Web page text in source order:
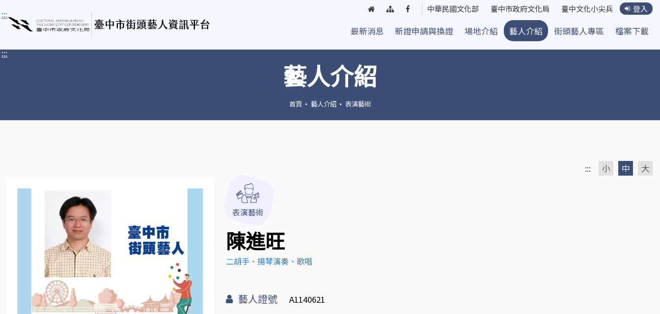
:::
回
頁
網
導
覽
臺
街
頭
中華民國文化部 臺中市政府文化局 臺中文化小尖兵 登入
最新消息 新證申請與換證 場地介紹 藝人介紹 街頭藝人專區
檔案下載
:::
藝人介紹
首頁 藝人介紹 表演藝術
::: 小 中 大
表演藝術
陳進旺
二胡手、揚琴演奏、歌唱
藝人證號 A1140621